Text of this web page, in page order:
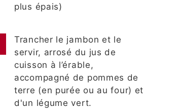
plus épais)
Trancher le jambon et le
servir, arrosé du jus de
cuisson à l’érable,
accompagné de pommes de
terre (en purée ou au four) et
d'un légume vert.